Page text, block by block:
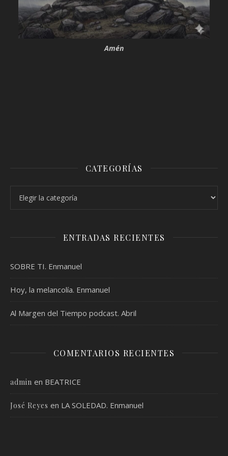
Amén
CATEGORÍAS
ENTRADAS RECIENTES
SOBRE TI. Enmanuel
Hoy, la melancolía. Enmanuel
Al Margen del Tiempo podcast. Abril
COMENTARIOS RECIENTES
admin en BEATRICE
José Reyes en LA SOLEDAD. Enmanuel